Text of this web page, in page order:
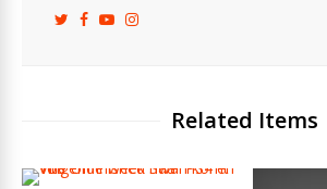
Related Items